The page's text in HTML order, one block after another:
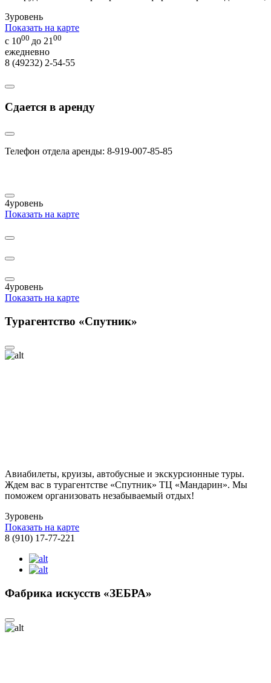
3уровень
Показать на карте
с 1000 до 21 00
ежедневно
8 (49232) 2-54-55
Сдается в аренду
Телефон отдела аренды: 8-919-007-85-85
4уровень
Показать на карте
4уровень
Показать на карте
Турагентство «Спутник»
Авиабилеты, круизы, автобусные и экскурсионные туры.
Ждем вас в турагентстве «Спутник» ТЦ «Мандарин». Мы
поможем организовать незабываемый отдых!
3уровень
Показать на карте
8 (910) 17-77-221
Фабрика искусств «ЗЕБРА»